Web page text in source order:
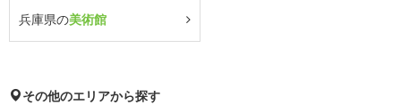
兵庫県の美術館
その他のエリアから探す